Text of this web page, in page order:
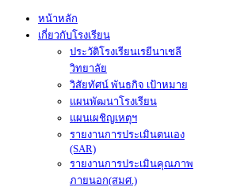
หน้าหลัก
เกี่ยวกับโรงเรียน
ประวัติโรงเรียนเรยีนาเชลี
วิทยาลัย
วิสัยทัศน์ พันธกิจ เป้าหมาย
แผนพัฒนาโรงเรียน
แผนเผชิญเหตุฯ
รายงานการประเมินตนเอง
(SAR)
รายงานการประเมินคุณภาพ
ภายนอก(สมศ.)